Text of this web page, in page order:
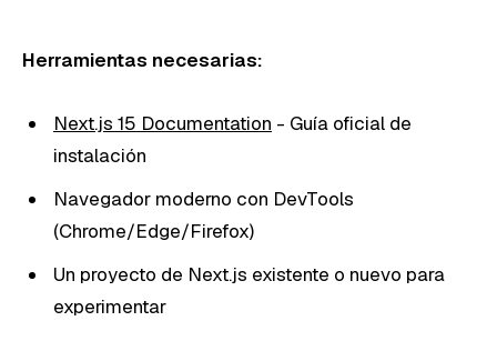
Herramientas necesarias:
Next.js 15 Documentation - Guía oficial de
instalación
Navegador moderno con DevTools
(Chrome/Edge/Firefox)
Un proyecto de Next.js existente o nuevo para
experimentar